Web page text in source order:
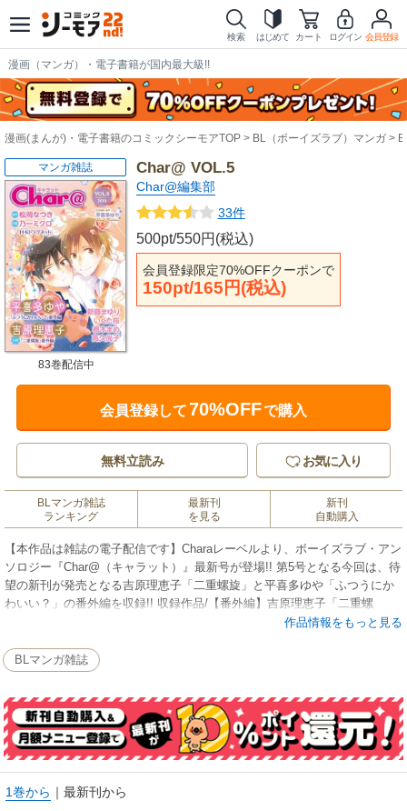
検索 はじめて カート ログイン 会員登録
漫画（マンガ）・電子書籍が国内最大級!!
漫画(まんが)・電子書籍のコミックシーモアTOP BL（ボーイズラブ）マンガ
Char@ VOL.5
Char@編集部
33件
500pt/550円(税込)
会員登録限定70%OFFクーポンで
150pt/165円(税込)
マンガ雑誌
83巻配信中
会員登録して70%OFFで購入
無料立読み お気に入り
BLマンガ雑誌
ランキング
最新刊
を見る
新刊
自動購入
【本作品は雑誌の電子配信です】Charaレーベルより、ボーイズラブ・アン
ソロジー『Char@（キャラット）』最新号が登場!! 第5号となる今回は、待
望の新刊が発売となる吉原理恵子「二重螺旋」と平喜多ゆや「ふつうにか
わいい？」の番外編を収録!! 収録作品/【番外編】吉原理恵子「二重螺
旋」・平喜多ゆや「ふつうにかわいい？」/【大人気連載】原作・松岡なつ
まゆり「甘いお菓子と苦い彼」/楓木まめ「シオくんのお得意様」/いくた桜
「悪魔さんと可愛いうさぎ」/【エッセイ】高久尚子が愛犬との日々を綴る
「どてどてどてちん！」/全7作品。
作品情報をもっと見る
BLマンガ雑誌
1巻から ｜ 最新刊から